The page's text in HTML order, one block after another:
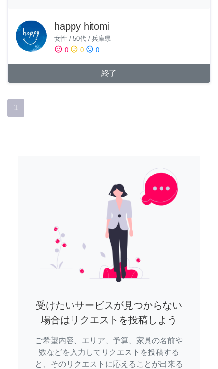
happy hitomi
女性 / 50代 / 兵庫県
sentiment_satisfied 0 sentiment_neutral 0 sentiment_dissatisfied 0
終了
1
受けたいサービスが見つからない
場合はリクエストを投稿しよう
ご希望内容、エリア、予算、家具の名前や
数などを入力してリクエストを投稿する
と、そのリクエストに応えることが出来る